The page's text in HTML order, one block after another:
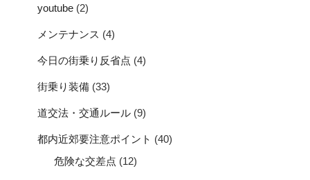
youtube (2)
メンテナンス (4)
今日の街乗り反省点 (4)
街乗り装備 (33)
道交法・交通ルール (9)
都内近郊要注意ポイント (40)
危険な交差点 (12)